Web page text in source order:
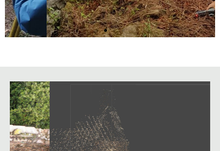
Topografia i GIS
Aixecament fotogramètric i topogràfic
del Mas Fontanelles (Montagut i Oix)